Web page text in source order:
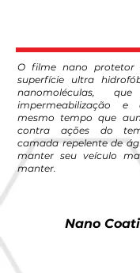
O filme nano
superfície ultra
nanomoléculas,
impermeabilização
mesmo tempo que
contra ações do
camada repelente de
manter seu veículo
manter.
Nano